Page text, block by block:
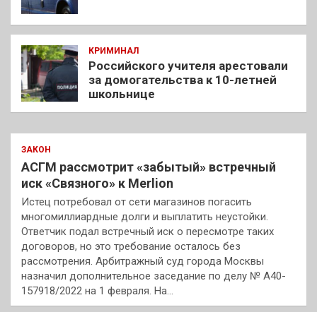
КРИМИНАЛ
Российского учителя арестовали
за домогательства к 10-летней
школьнице
ЗАКОН
АСГМ рассмотрит «забытый» встречный
иск «Связного» к Merlion
Истец потребовал от сети магазинов погасить
многомиллиардные долги и выплатить неустойки.
Ответчик подал встречный иск о пересмотре таких
договоров, но это требование осталось без
рассмотрения. Арбитражный суд города Москвы
назначил дополнительное заседание по делу № А40-
157918/2022 на 1 февраля. На…